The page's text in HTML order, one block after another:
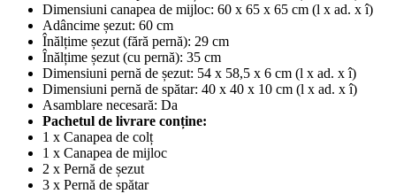
Dimensiuni canapea de mijloc: 60 x 65 x 65 cm (l x ad. x î)
Adâncime șezut: 60 cm
Înălțime șezut (fără pernă): 29 cm
Înălțime șezut (cu pernă): 35 cm
Dimensiuni pernă de șezut: 54 x 58,5 x 6 cm (l x ad. x î)
Dimensiuni pernă de spătar: 40 x 40 x 10 cm (l x ad. x î)
Asamblare necesară: Da
Pachetul de livrare conține:
1 x Canapea de colț
1 x Canapea de mijloc
2 x Pernă de șezut
3 x Pernă de spătar